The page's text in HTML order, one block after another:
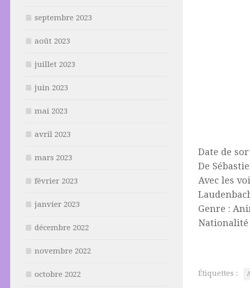
Date de
De
Avec les
Genre :
Nationalité
Étiquettes :
septembre 2023
août 2023
juillet 2023
juin 2023
mai 2023
avril 2023
mars 2023
février 2023
janvier 2023
décembre 2022
novembre 2022
octobre 2022